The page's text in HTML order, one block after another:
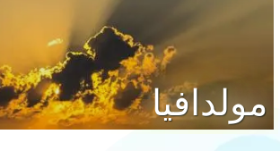
مولدافيا